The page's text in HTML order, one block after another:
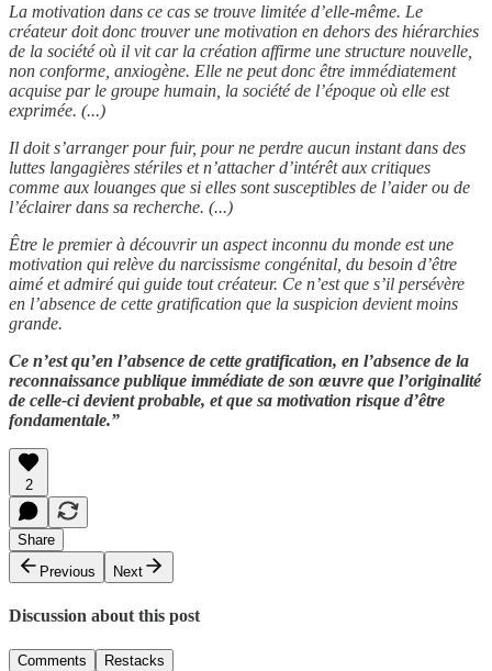
La motivation dans ce cas se trouve limitée d’elle-même. Le
créateur doit donc trouver une motivation en dehors des hiérarchies
de la société où il vit car la création affirme une structure nouvelle,
non conforme, anxiogène. Elle ne peut donc être immédiatement
acquise par le groupe humain, la société de l’époque où elle est
exprimée. (...)
Il doit s’arranger pour fuir, pour ne perdre aucun instant dans des
luttes langagières stériles et n’attacher d’intérêt aux critiques
comme aux louanges que si elles sont susceptibles de l’aider ou de
l’éclairer dans sa recherche. (...)
Être le premier à découvrir un aspect inconnu du monde est une
motivation qui relève du narcissisme congénital, du besoin d’être
aimé et admiré qui guide tout créateur. Ce n’est que s’il persévère
en l’absence de cette gratification que la suspicion devient moins
grande.
Ce n’est qu’en l’absence de cette gratification, en l’absence de la
reconnaissance publique immédiate de son œuvre que l’originalité
de celle-ci devient probable, et que sa motivation risque d’être
fondamentale.”
2
Share
Previous
Next
Discussion about this post
Comments Restacks